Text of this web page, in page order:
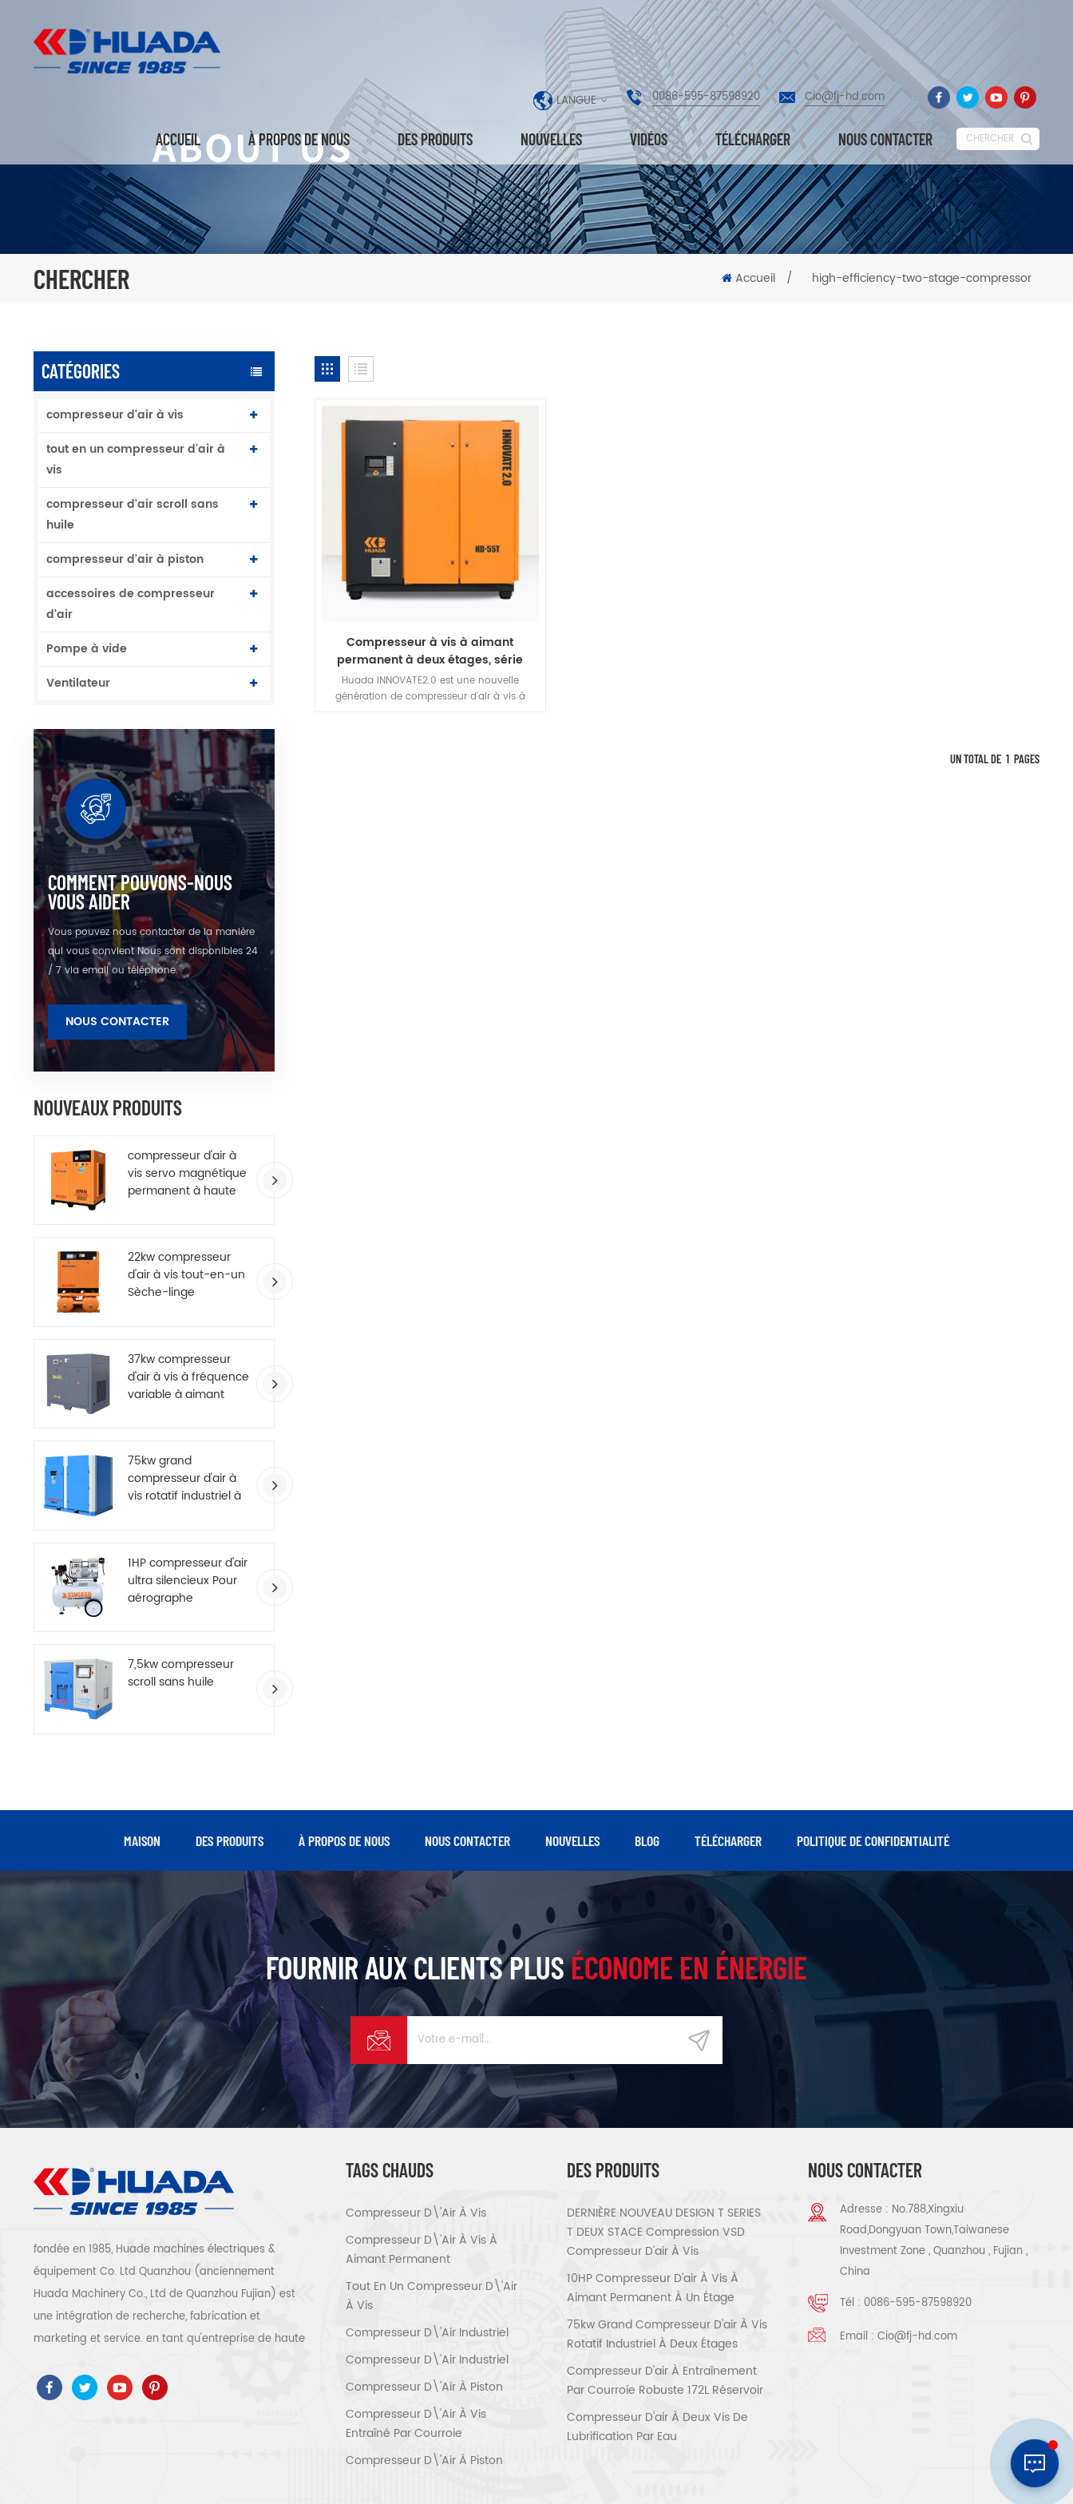
LANGUE 0086-595-87598920 Cio@fj-hd.com
ACCUEIL À PROPOS DE NOUS DES PRODUITS NOUVELLES VIDÉOS TÉLÉCHARGER NOUS CONTACTER CHERCHER
CHERCHER Accueil / high-efficiency-two-stage-compressor
CATÉGORIES
compresseur d'air à vis
tout en un compresseur d'air à
vis
compresseur d'air scroll sans
huile
compresseur d'air à piston
accessoires de compresseur
d'air
Pompe à vide
Ventilateur
COMMENT POUVONS-NOUS
VOUS AIDER
Vous pouvez nous contacter de la manière
qui vous convient Nous sont disponibles 24
/ 7 via email ou téléphone.
NOUS CONTACTER
NOUVEAUX PRODUITS
compresseur d'air à
vis servo magnétique
permanent à haute
22kw compresseur
d'air à vis tout-en-un
Sèche-linge
37kw compresseur
d'air à vis à fréquence
variable à aimant
75kw grand
compresseur d'air à
vis rotatif industriel à
1HP compresseur d'air
ultra silencieux Pour
aérographe
7,5kw compresseur
scroll sans huile
Compresseur à vis à aimant
permanent à deux étages, série
Huada 2.0, 55kw, fréquence variable
Huada INNOVATE2.0 est une nouvelle
génération de compresseur d'air à vis à
UN TOTAL DE 1 PAGES
MAISON DES PRODUITS À PROPOS DE NOUS NOUS CONTACTER NOUVELLES BLOG TÉLÉCHARGER POLITIQUE DE CONFIDENTIALITÉ
FOURNIR AUX CLIENTS PLUSÉCONOME EN ÉNERGIE
fondée en 1985, Huade machines électriques &
équipement Co. Ltd Quanzhou (anciennement
Huada Machinery Co., Ltd de Quanzhou Fujian) est
une intégration de recherche, fabrication et
marketing et service. en tant qu'entreprise de haute
ce 、 ROSH 、 ETL 、 CQC 、 certification de qualité
et de sécurité ccc, certification d'entreprise de
TAGS CHAUDS
Compresseur D\'air À Vis
Compresseur D\'air À Vis À
Aimant Permanent
Tout En Un Compresseur D\'air
À Vis
Compresseur D\'air Industriel
Compresseur D\'air Industriel
Compresseur D\'air À Piston
Compresseur D\'air À Vis
Entraîné Par Courroie
Compresseur D\'air À Piston
DES PRODUITS
DERNIÈRE NOUVEAU DESIGN T SERIES
T DEUX STACE Compression VSD
Compresseur D'air À Vis
10HP Compresseur D'air À Vis À
Aimant Permanent À Un Étage
75kw Grand Compresseur D'air À Vis
Rotatif Industriel À Deux Étages
Compresseur D'air À Entraînement
Par Courroie Robuste 172L Réservoir
Compresseur D'air À Deux Vis De
Lubrification Par Eau
NOUS CONTACTER
Adresse : No.788,Xingxiu
Road,Dongyuan Town,Taiwanese
Investment Zone , Quanzhou , Fujian ,
China
Tél : 0086-595-87598920
Email :Cio@fj-hd.com